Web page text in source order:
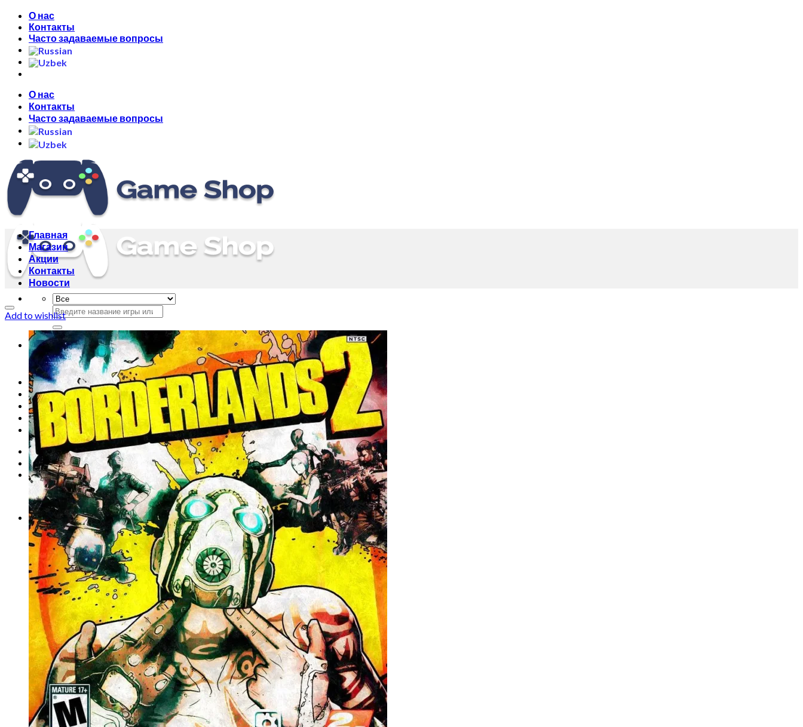
Skip
content
О нас
Контакты
Часто задаваемые вопросы
О нас
Контакты
Часто задаваемые вопросы
Искать:
Искать:
Главная
Магазин
Акции
Контакты
Новости
Вход
Корзина /0сўм
0
Корзина пуста.
0
Корзина
Корзина пуста.
Главная
Магазин
Акции
Контакты
Новости
Add to wishlist